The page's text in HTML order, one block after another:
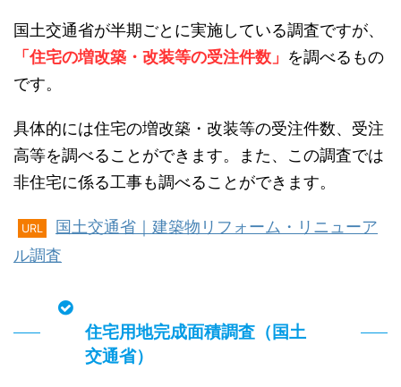
国土交通省が半期ごとに実施している調査ですが、
「住宅の増改築・改装等の受注件数」 を調べるもの
です。
具体的には住宅の増改築・改装等の受注件数、受注
高等を調べることができます。また、この調査では
非住宅に係る工事も調べることができます。
URL
国土交通省｜建築物リフォーム・リニューア
ル調査
住宅用地完成面積調査（国土
交通省）